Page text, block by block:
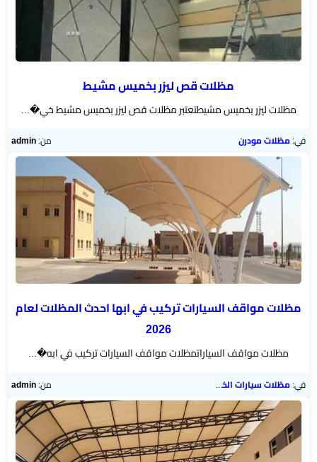
مظلات قص ليزر بخميس مشيط
مظلات ليزر بخميس مشيطتعتبر مظلات قص ليزر بخميس مشيط خي�...
في:مظلات مودرن من:admin
مظلات مواقف السيارات تركيب في ابها احدث المظلات لعام
2026
مظلات مواقف السياراتمظلات مواقف السيارات تركيب في ابه�...
في:مظلات سيارات الخميس من:admin